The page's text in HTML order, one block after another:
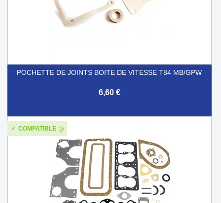
POCHETTE DE JOINTS BOITE DE VITESSE T84 MB/GPW
6,60 €
COMPATIBLE